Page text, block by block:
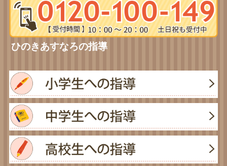
ひのきあすなろの指導